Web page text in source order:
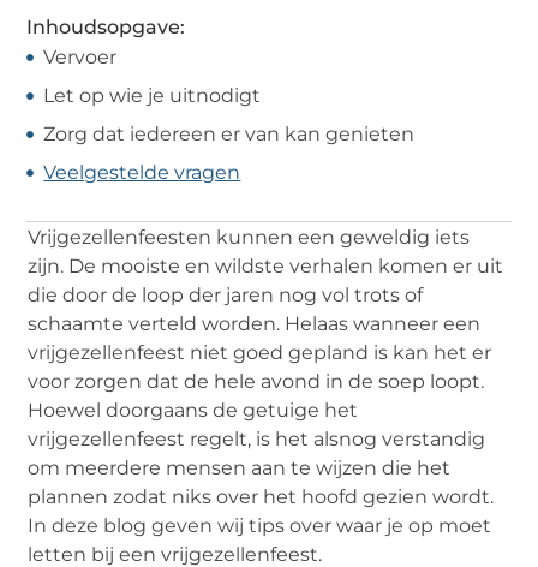
Inhoudsopgave:
Vervoer
Let op wie je uitnodigt
Zorg dat iedereen er van kan genieten
Veelgestelde vragen
Vrijgezellenfeesten kunnen een geweldig iets
zijn. De mooiste en wildste verhalen komen er uit
die door de loop der jaren nog vol trots of
schaamte verteld worden. Helaas wanneer een
vrijgezellenfeest niet goed gepland is kan het er
voor zorgen dat de hele avond in de soep loopt.
Hoewel doorgaans de getuige het
vrijgezellenfeest regelt, is het alsnog verstandig
om meerdere mensen aan te wijzen die het
plannen zodat niks over het hoofd gezien wordt.
In deze blog geven wij tips over waar je op moet
letten bij een vrijgezellenfeest.